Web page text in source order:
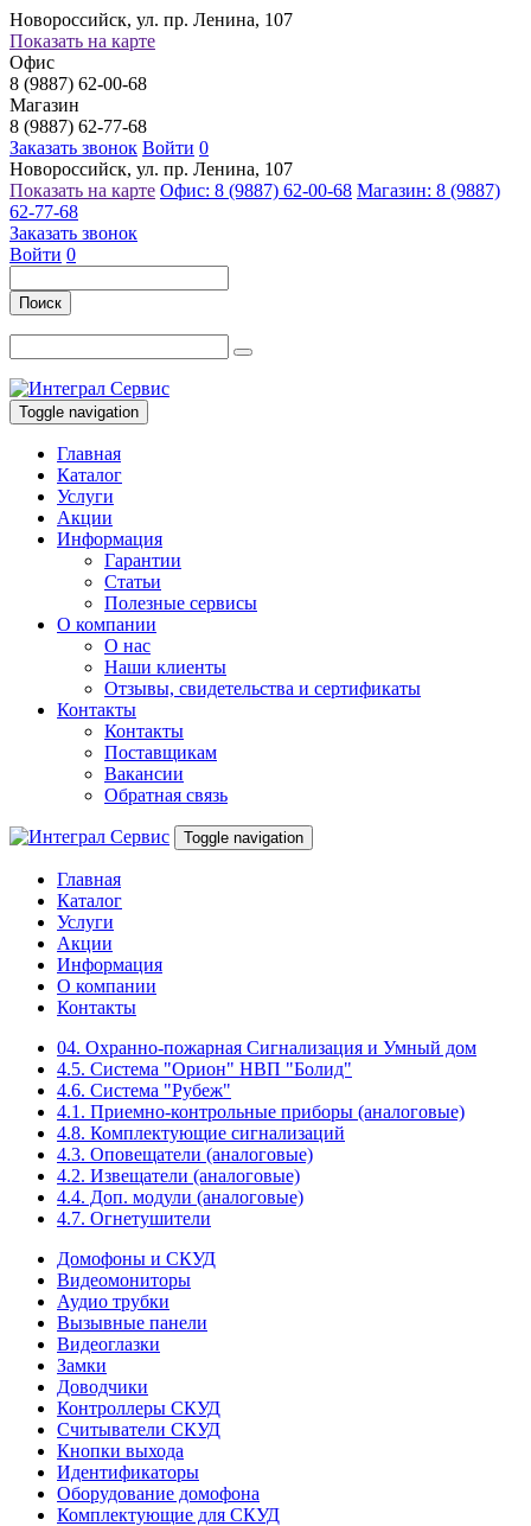
Новороссийск, ул. пр. Ленина, 107
Показать на карте
Офис
8 (9887) 62-00-68
Магазин
8 (9887) 62-77-68
Заказать звонок Войти 0
Новороссийск, ул. пр. Ленина, 107
Показать на карте Офис: 8 (9887) 62-00-68 Магазин: 8 (9887)
62-77-68
Заказать звонок
Войти 0
Поиск
Toggle navigation
Главная
Каталог
Услуги
Акции
Информация
Гарантии
Статьи
Полезные сервисы
О компании
О нас
Наши клиенты
Отзывы, свидетельства и сертификаты
Контакты
Контакты
Поставщикам
Вакансии
Обратная связь
Toggle navigation
Главная
Каталог
Услуги
Акции
Информация
О компании
Контакты
04. Охранно-пожарная Сигнализация и Умный дом
4.5. Система "Орион" НВП "Болид"
4.6. Система "Рубеж"
4.1. Приемно-контрольные приборы (аналоговые)
4.8. Комплектующие сигнализаций
4.3. Оповещатели (аналоговые)
4.2. Извещатели (аналоговые)
4.4. Доп. модули (аналоговые)
4.7. Огнетушители
Домофоны и СКУД
Видеомониторы
Аудио трубки
Вызывные панели
Видеоглазки
Замки
Доводчики
Контроллеры СКУД
Считыватели СКУД
Кнопки выхода
Идентификаторы
Оборудование домофона
Комплектующие для СКУД